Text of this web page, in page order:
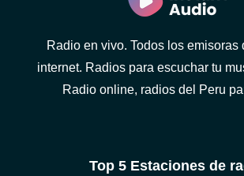
Radio en vivo. Todos los emisoras
internet. Radios para escuchar tu
Radio online, radios del Peru
Top 5 Estaciones de